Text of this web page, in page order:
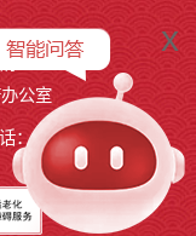
x
公室
：0873-4221495